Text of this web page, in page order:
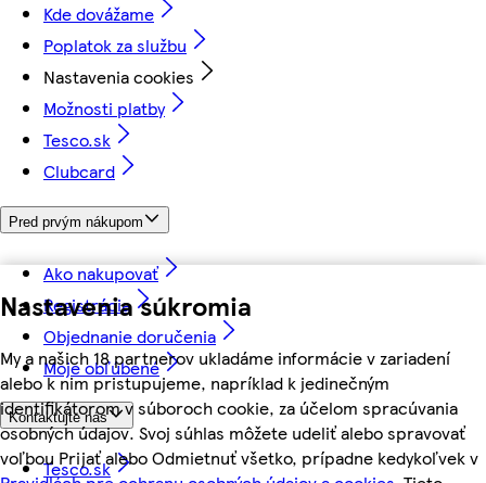
Nastavenia súkromia
My a našich 18 partnerov ukladáme informácie v zariadení
alebo k nim pristupujeme, napríklad k jedinečným
identifikátorom v súboroch cookie, za účelom spracúvania
osobných údajov. Svoj súhlas môžete udeliť alebo spravovať
voľbou Prijať alebo Odmietnuť všetko, prípadne kedykoľvek v
Kde dovážame
Poplatok za službu
Nastavenia cookies
Možnosti platby
Tesco.sk
Clubcard
Pred prvým nákupom
Ako nakupovať
Registrácia
Objednanie doručenia
Moje obľúbené
Kontaktujte nás
Tesco.sk